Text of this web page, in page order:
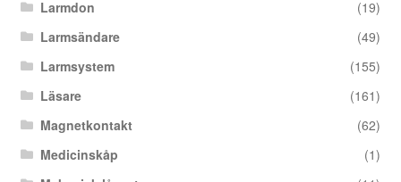
Larmdon
(19)
Larmsändare
(49)
Larmsystem
(155)
Läsare
(161)
Magnetkontakt
(62)
Medicinskåp
(1)